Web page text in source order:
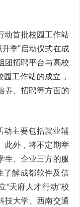
动首批校园工作站
季”启动仪式在成
团招聘平台与高校
园工作站的成立，
养、招聘等方面的
动主要包括就业辅
此外，将不定期举
生、企业三方的服
了解成都软件及信
“天府人才行动”校
技大学、西南交通